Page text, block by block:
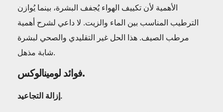
الأهمية لأن تكييف الهواء يُجفف البشرة، بينما يُوازن
الترطيب المناسب بين الماء والزيت. لا داعي لشرح أهمية
مرطب الصيف. هذا الحل غير التقليدي والصحي لبشرة
شابة مذهل.
فوائد لومينالوكس.
إزالة التجاعيد.